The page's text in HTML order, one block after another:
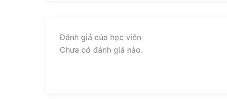
Đánh giá của học viên
Chưa có đánh giá nào.